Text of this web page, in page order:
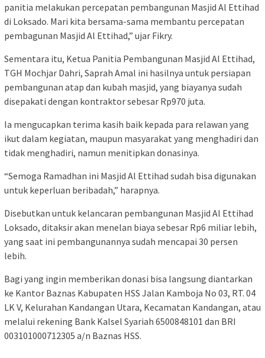
panitia melakukan percepatan pembangunan Masjid Al Ettihad
di Loksado. Mari kita bersama-sama membantu percepatan
pembagunan Masjid Al Ettihad,” ujar Fikry.
Sementara itu, Ketua Panitia Pembangunan Masjid Al Ettihad,
TGH Mochjar Dahri, Saprah Amal ini hasilnya untuk persiapan
pembangunan atap dan kubah masjid, yang biayanya sudah
disepakati dengan kontraktor sebesar Rp970 juta.
Ia mengucapkan terima kasih baik kepada para relawan yang
ikut dalam kegiatan, maupun masyarakat yang menghadiri dan
tidak menghadiri, namun menitipkan donasinya.
“Semoga Ramadhan ini Masjid Al Ettihad sudah bisa digunakan
untuk keperluan beribadah,” harapnya.
Disebutkan untuk kelancaran pembangunan Masjid Al Ettihad
Loksado, ditaksir akan menelan biaya sebesar Rp6 miliar lebih,
yang saat ini pembangunannya sudah mencapai 30 persen
lebih.
Bagi yang ingin memberikan donasi bisa langsung diantarkan
ke Kantor Baznas Kabupaten HSS Jalan Kamboja No 03, RT. 04
LK V, Kelurahan Kandangan Utara, Kecamatan Kandangan, atau
melalui rekening Bank Kalsel Syariah 6500848101 dan BRI
003101000712305 a/n Baznas HSS.